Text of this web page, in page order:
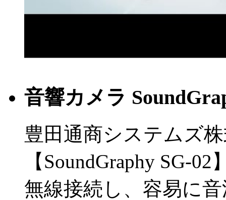
音響カメラ
豊田通商システムズ
【SoundGraphy SG-
無線接続し、容易に